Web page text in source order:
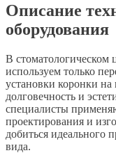
Описание
оборудования
В стоматологическом
используем только
установки коронки на
долговечность и
специалисты
проектирования и
добиться идеального
вида.